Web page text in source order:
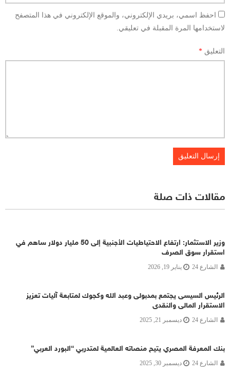
احفظ اسمي، بريدي الإلكتروني، والموقع الإلكتروني في هذا المتصفح
لاستخدامها المرة المقبلة في تعليقي.
التعليق *
مقالات ذات صلة
وزير الاستثمار: ارتفاع الاحتياطيات الأجنبية إلى 50 مليار دولار ساهم في
استقرار سوق الصرف
الشارع 24 يناير 19, 2026
الرئيس السيسى يجتمع بمدبولى وعبد الله وكجوك لمتابعة آليات تعزيز
الاستقرار المالى والنقدى
الشارع 24 ديسمبر 21, 2025
بنك المعرفة المصري يتيح منصاته العالمية لمتدربي “البورد العربي”
الشارع 24 ديسمبر 30, 2025